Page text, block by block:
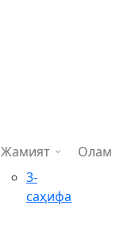
Жамият
3-
саҳифа
Олам